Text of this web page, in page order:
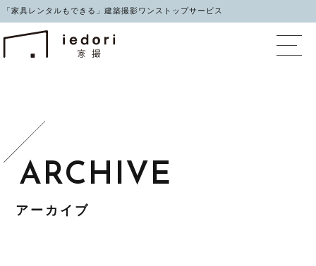
「家具レンタルもできる」建築撮影ワンストップサービス
イエドリ（家撮）家
アーカイブ